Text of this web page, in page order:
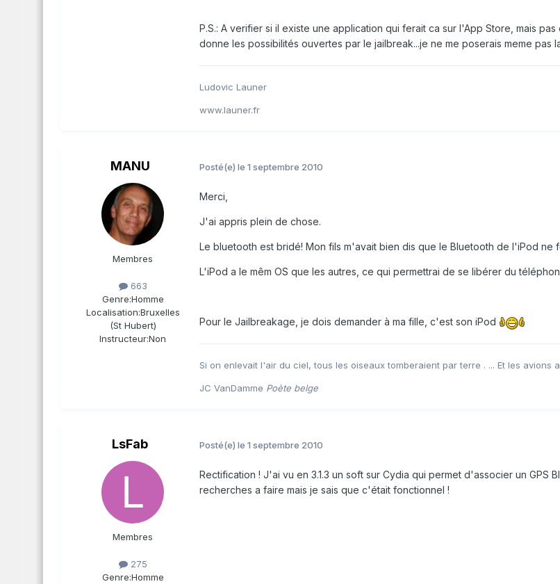
P.S.: A verifier si il existe une application qui ferait ca sur l'App Store, mais
donne les possibilités ouvertes par le jailbreak...je ne me poserais meme pas
Ludovic Launer
www.launer.fr
MANU
Membres
663
Genre:Homme
Localisation:Bruxelles
(St Hubert)
Instructeur:Non
Posté(e) le 1 septembre 2010
Merci,
J'ai appris plein de chose.
Le bluetooth est bridé! Mon fils m'avait bien dis que le Bluetooth de l'iPod ne
L'iPod a le mêm OS que les autres, ce qui permettrai de se libérer du
Pour le Jailbreakage, je dois demander à ma fille, c'est son iPod
Si on enlevait l'air du ciel, tous les oiseaux tomberaient par terre . ... Et les avions
JC VanDamme Poète belge
LsFab
Membres
275
Genre:Homme
Posté(e) le 1 septembre 2010
Rectification ! J'ai vu en 3.1.3 un soft sur Cydia qui permet d'associer un
recherches a faire mais je sais que c'était fonctionnel !